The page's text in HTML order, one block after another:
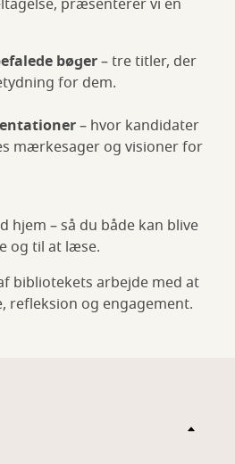
præsenterer vi en
bøger– tre titler, der
for dem.
– hvor kandidater
mærkesager og visioner for
hjem – så du både kan blive
og til at læse.
bibliotekets arbejde med at
refleksion og engagement.